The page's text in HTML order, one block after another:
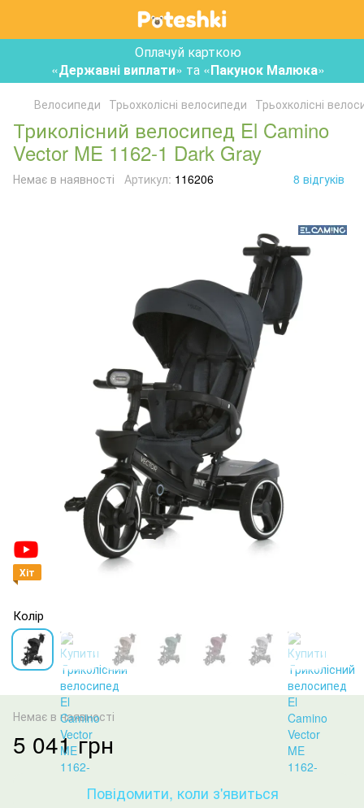
Оплачуй карткою
«Державні виплати» та «Пакунок Малюка»
Велосипеди Трьохколісні велосипеди Трьохколісні
Триколісний велосипед El Camino
Vector ME 1162-1 Dark Gray
Немає в наявності Артикул: 116206 8 відгуків
Хіт
Колір
Немає в наявності
5 041 грн
Повідомити, коли з'явиться